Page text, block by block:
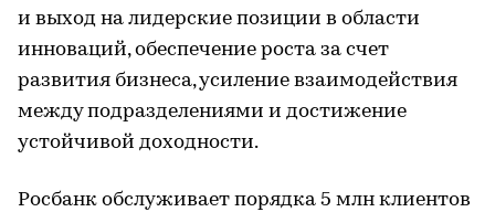
и выход на лидерские позиции в области
инноваций, обеспечение роста за счет
развития бизнеса, усиление взаимодействия
между подразделениями и достижение
устойчивой доходности.
Росбанк обслуживает порядка 5 млн клиентов